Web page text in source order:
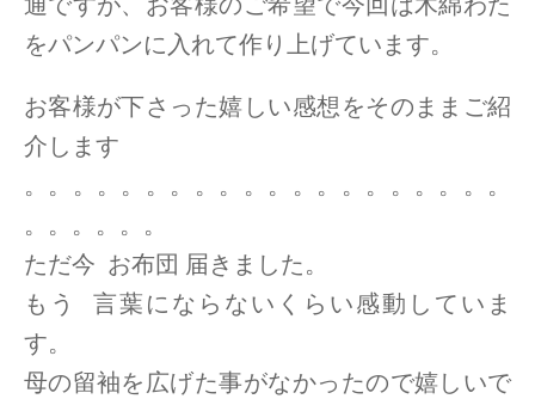
をパンパンに入れて作り上げています。
お客様が下さった嬉しい感想をそのままご紹
介します
。。。。。。。。。。。。。。。。。。。。
。。。。。。
ただ今 お布団 届きました。
もう 言葉にならないくらい感動していま
す。
母の留袖を広げた事がなかったので嬉しいで